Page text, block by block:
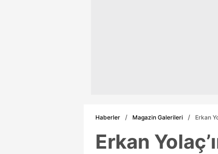
Haberler Magazin Galerileri Erkan
Erkan